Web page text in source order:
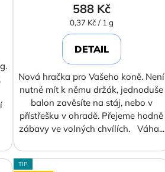
588 Kč
Měrná
cena:
0,37 Kč / 1 g
DETAIL
Nová hračka pro Vašeho koně. Není
nutné mít k němu držák, jednoduše
balon zavěsíte na stáj, nebo v
přístřešku v ohradě. Přejeme hodně
zábavy ve volných chvílích. Váha...
TIP